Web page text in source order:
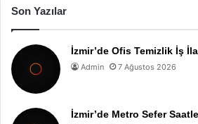
Son Yazılar
İzmir’de Ofis Temizlik İş
Admin 7 Ağustos 2026
İzmir’de Metro Sefer